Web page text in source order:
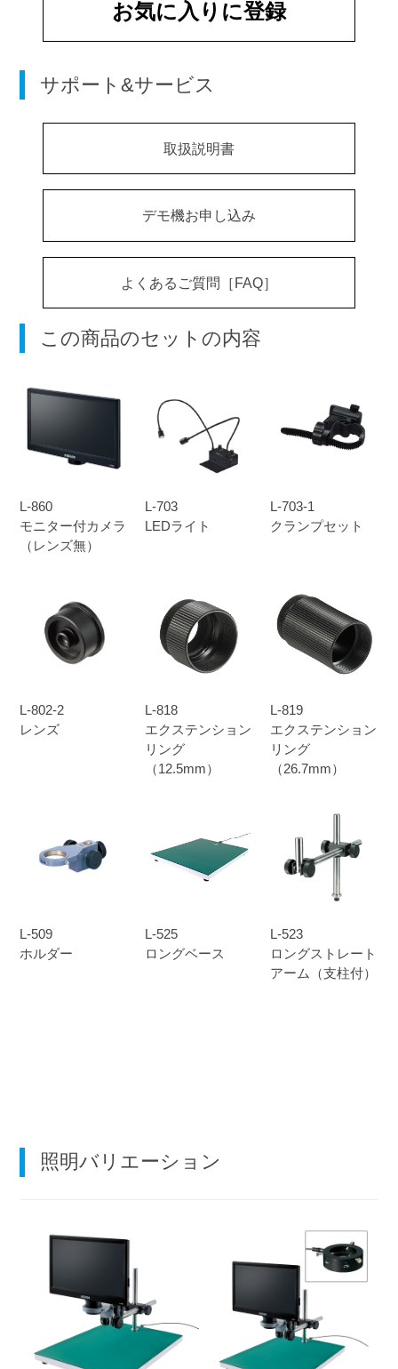
お気に入りに登録
サポート&サービス
取扱説明書
デモ機お申し込み
よくあるご質問［FAQ］
この商品のセットの内容
L-860
モニター付カメラ
（レンズ無）
L-703
LEDライト
L-703-1
クランプセット
L-802-2
レンズ
L-818
エクステンション
リング
（12.5mm）
L-819
エクステンション
リング
（26.7mm）
L-509
ホルダー
L-525
ロングベース
L-523
ロングストレート
アーム（支柱付）
照明バリエーション